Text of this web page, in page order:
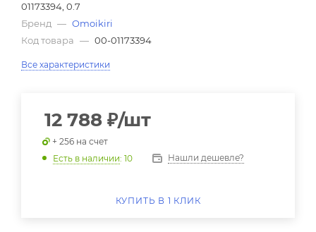
01173394, 0.7
Бренд — Omoikiri
Код товара — 00-01173394
Все характеристики
12 788 ₽/шт
+ 256 на счет
Есть в наличии: 10 Нашли дешевле?
КУПИТЬ В 1 КЛИК